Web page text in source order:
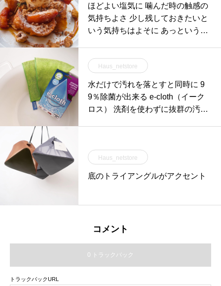
ほどよい塩気に 噛んだ時の触感の
気持ちよさ 少し残しておきたいと
いう気持ちはよそに あっという間
Haus_netstore
水だけで汚れを落とすと同時に 9
9％除菌が出来る e-cloth（イーク
ロス） 洗剤を使わずに抜群の汚れ
Haus_netstore
底のトライアングルがアクセント
コメント
0 トラックバック
トラックバックURL